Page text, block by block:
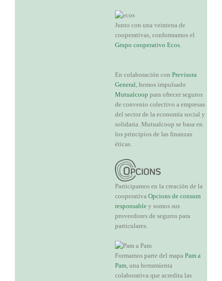
Junto con una veintena de
cooperativas, conformamos el
Grupo cooperativo Ecos.
En colaboración con Previsora
General, hemos impulsado
Mutualcoop para ofrecer seguros
de convenio colectivo a empresas
del sector de la economía social y
solidaria. Mutualcoop se basa en
los principios de las finanzas
éticas.
Participamos en la creación de la
cooperativa Opcions de consum
responsabley somos sus
proveedores de seguros para
particulares.
Formamos parte del mapa Pam a
Pam, una herramienta
colaborativa que acredita las